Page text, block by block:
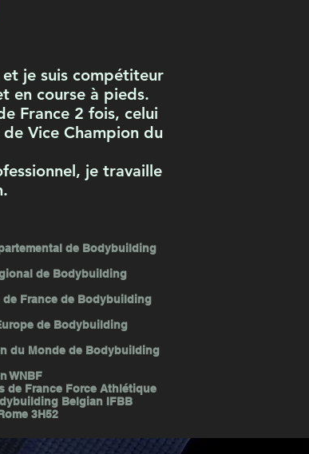
je suis compétiteur
en course à pieds.
France 2 fois, celui
Vice Champion du
je travaille
de Bodybuilding
de Bodybuilding
de France de Bodybuilding
de Bodybuilding
du Monde de Bodybuilding
WNBF
de France Force Athlétique
Belgian IFBB
3H52